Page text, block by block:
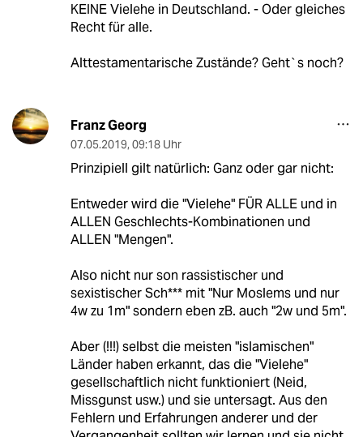
KEINE Vielehe in Deutschland. - Oder gleiches
Recht für alle.
Alttestamentarische Zustände? Geht`s noch?
Franz Georg
07.05.2019, 09:18 Uhr
Prinzipiell gilt natürlich: Ganz oder gar nicht:
Entweder wird die "Vielehe" FÜR ALLE und in
ALLEN Geschlechts-Kombinationen und
ALLEN "Mengen".
Also nicht nur son rassistischer und
sexistischer Sch*** mit "Nur Moslems und nur
4w zu 1m" sondern eben zB. auch "2w und 5m".
Aber (!!!) selbst die meisten "islamischen"
Länder haben erkannt, das die "Vielehe"
gesellschaftlich nicht funktioniert (Neid,
Missgunst usw.) und sie untersagt. Aus den
Fehlern und Erfahrungen anderer und der